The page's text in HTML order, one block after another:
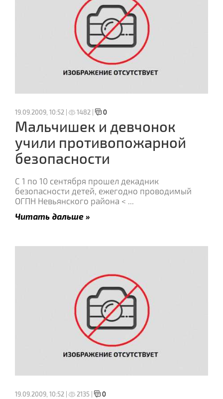
19.09.2009, 10:52 | 1482 | 0
Мальчишек и девчонок
учили противопожарной
безопасности
С 1 по 10 сентября прошел декадник
безопасности детей, ежегодно проводимый
ОГПН Невьянского района < ...
Читать дальше »
19.09.2009, 10:52 | 2135 | 0